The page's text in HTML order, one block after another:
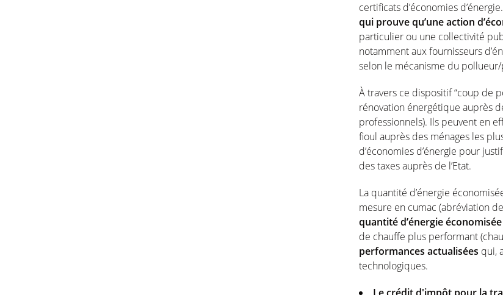
certificats d’économies
qui prouve qu’une action
particulier ou une collectivité
notamment aux fournisseurs
selon le mécanisme du pollueur/
À travers ce dispositif “coup de
rénovation énergétique auprès
professionnels). Ils peuvent en
fioul auprès des ménages les
d’économies d’énergie pour
des taxes auprès de l’Etat.
La quantité d’énergie
mesure en cumac (abréviation
quantité d’énergie
de chauffe plus performant
performances actualisées qui,
technologiques.